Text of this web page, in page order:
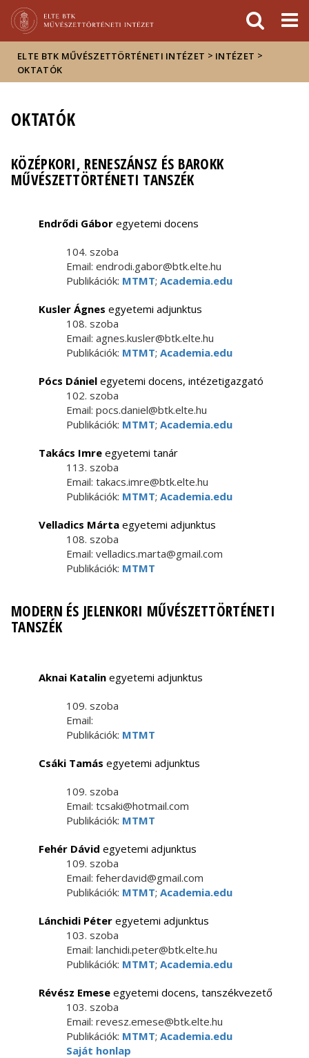
sajtóban
ELTE BTK MŰVÉSZETTÖRTÉNETI INTÉZET > INTÉZET >
OKTATÓK
OKTATÓK
KÖZÉPKORI, RENESZÁNSZ ÉS BAROKK
MŰVÉSZETTÖRTÉNETI TANSZÉK
Endrődi Gábor egyetemi docens
104. szoba
Email: endrodi.gabor@btk.elte.hu
Publikációk: MTMT; Academia.edu
Kusler Ágnes egyetemi adjunktus
108. szoba
Email: agnes.kusler@btk.elte.hu
Publikációk: MTMT; Academia.edu
Pócs Dániel egyetemi docens, intézetigazgató
102. szoba
Email: pocs.daniel@btk.elte.hu
Publikációk: MTMT; Academia.edu
Takács Imre egyetemi tanár
113. szoba
Email: takacs.imre@btk.elte.hu
Publikációk: MTMT; Academia.edu
Velladics Márta egyetemi adjunktus
108. szoba
Email: velladics.marta@gmail.com
Publikációk: MTMT
MODERN ÉS JELENKORI MŰVÉSZETTÖRTÉNETI
TANSZÉK
Aknai Katalin egyetemi adjunktus
109. szoba
Email:
Publikációk: MTMT
Csáki Tamás egyetemi adjunktus
109. szoba
Email: tcsaki@hotmail.com
Publikációk: MTMT
Fehér Dávid egyetemi adjunktus
109. szoba
Email: feherdavid@gmail.com
Publikációk: MTMT; Academia.edu
Lánchidi Péter egyetemi adjunktus
103. szoba
Email: lanchidi.peter@btk.elte.hu
Publikációk: MTMT; Academia.edu
Révész Emese egyetemi docens, tanszékvezető
103. szoba
Email: revesz.emese@btk.elte.hu
Publikációk: MTMT; Academia.edu
Saját honlap